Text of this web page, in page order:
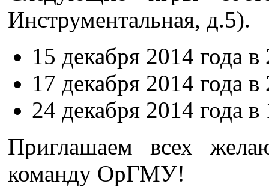
Инструментальная, д.5).
15 декабря 2014 года в
17 декабря 2014 года в
24 декабря 2014 года в
Приглашаем всех
команду ОрГМУ!